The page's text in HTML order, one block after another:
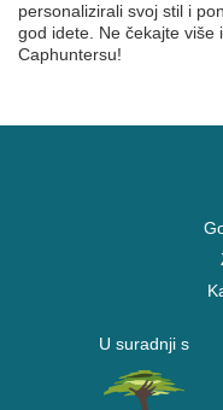
personalizirali svoj stil i
god idete. Ne čekajte više
Caphuntersu!
U suradnji s